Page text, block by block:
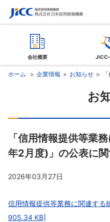
会社概要 JICC
ホーム 企業情報 お知らせ
お
「信用情報提供等業
年2月度)」の公表に
2026年03月27日
信用情報提供等業務に関連す
905.34 KB]